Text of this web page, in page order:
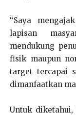
“Saya
lapisan
mendukung
fisik maupun
target tercapai
dimanfaatkan
Untuk diketahui,